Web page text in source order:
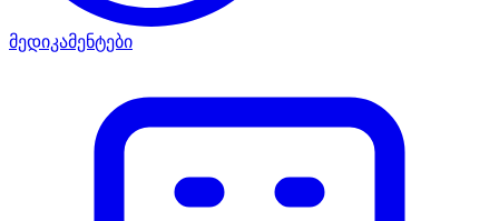
მედიკამენტები